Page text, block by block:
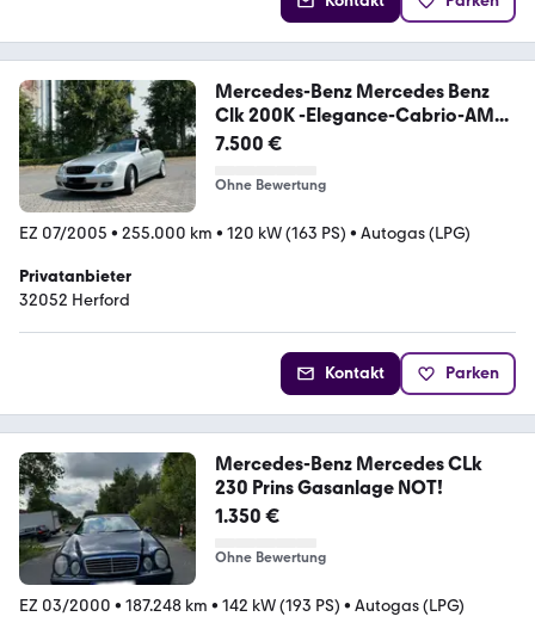
Mercedes-Benz Mercedes Benz
Clk 200K -Elegance-Cabrio-AM...
7.500 €
Ohne Bewertung
EZ 07/2005 • 255.000 km • 120 kW (163 PS) • Autogas (LPG)
Privatanbieter
32052 Herford
Kontakt Parken
Mercedes-Benz Mercedes CLk
230 Prins Gasanlage NOT!
1.350 €
Ohne Bewertung
EZ 03/2000 • 187.248 km • 142 kW (193 PS) • Autogas (LPG)